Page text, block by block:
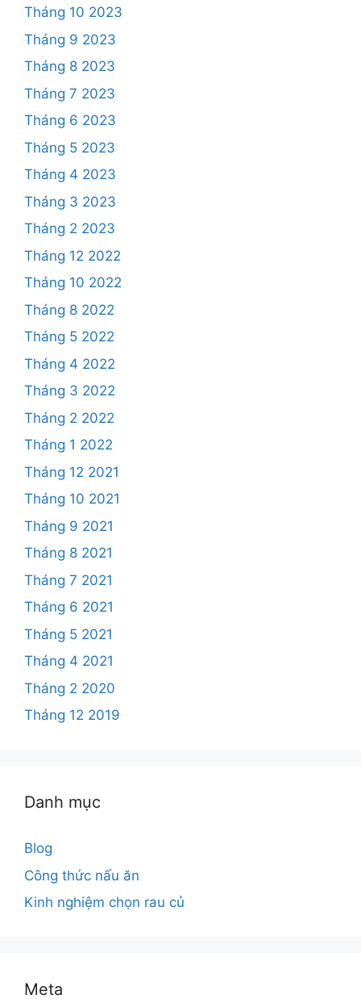
Tháng 10 2023
Tháng 9 2023
Tháng 8 2023
Tháng 7 2023
Tháng 6 2023
Tháng 5 2023
Tháng 4 2023
Tháng 3 2023
Tháng 2 2023
Tháng 12 2022
Tháng 10 2022
Tháng 8 2022
Tháng 5 2022
Tháng 4 2022
Tháng 3 2022
Tháng 2 2022
Tháng 1 2022
Tháng 12 2021
Tháng 10 2021
Tháng 9 2021
Tháng 8 2021
Tháng 7 2021
Tháng 6 2021
Tháng 5 2021
Tháng 4 2021
Tháng 2 2020
Tháng 12 2019
Danh mục
Blog
Công thức nấu ăn
Kinh nghiệm chọn rau củ
Meta